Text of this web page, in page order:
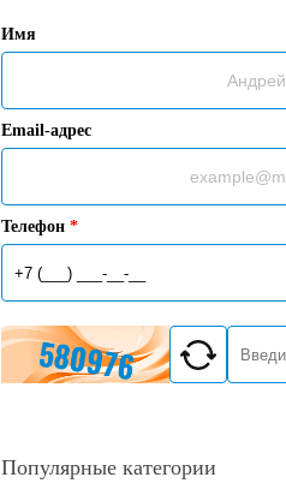
Имя
Email-адрес
Телефон *
Популярные категории